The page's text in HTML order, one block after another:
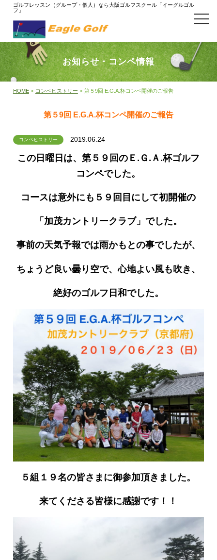
ゴルフレッスン（グループ・個人）なら大阪ゴルフスクール「イーグルゴル
フ」
お知らせ・コンペ情報
HOME> コンペヒストリー > 第５9回 E.G.A.杯コンペ開催のご報告
第５9回 E.G.A.杯コンペ開催のご報告
コンペヒストリー 2019.06.24
この日曜日は、第５９回のＥ.Ｇ.Ａ.杯ゴルフ
コンペでした。
コースは意外にも５９回目にして初開催の
「加茂カントリークラブ」でした。
事前の天気予報では雨かもとの事でしたが、
ちょうど良い曇り空で、心地よい風も吹き、
絶好のゴルフ日和でした。
５組１９名の皆さまに御参加頂きました。
来てくださる皆様に感謝です！！
t
o
l
e
n
a
v